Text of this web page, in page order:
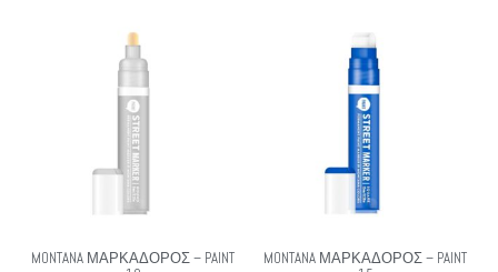
MONTANA ΜΑΡΚΑΔΟΡΟΣ – PAINT
MONTANA ΜΑΡΚΑΔΌΡΟΣ – PAINT